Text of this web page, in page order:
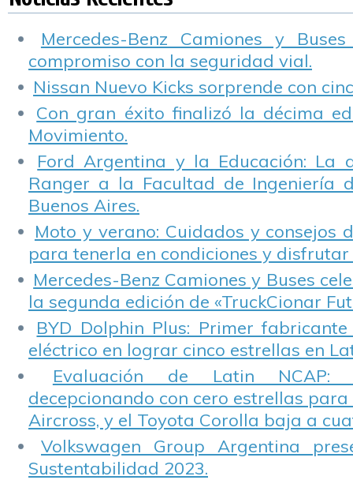
y brindan los
manejo y
recomendaciones
para salir a la ruta
los próximos fines
de semana largos.
Mercedes-Benz Camiones y
compromiso con la seguridad vial.
Nissan Nuevo Kicks sorprende con
Con gran éxito finalizó la décima
Movimiento.
Ford Argentina y la Educación: La
Ranger a la Facultad de Ingeniería
Buenos Aires.
Moto y verano: Cuidados y consejos
para tenerla en condiciones y disfrutar
Mercedes-Benz Camiones y Buses
la segunda edición de «TruckCionar
BYD Dolphin Plus: Primer
eléctrico en lograr cinco estrellas en
Evaluación de Latin NCAP:
decepcionando con cero estrellas para
Aircross, y el Toyota Corolla baja a
Volkswagen Group Argentina
Sustentabilidad 2023.